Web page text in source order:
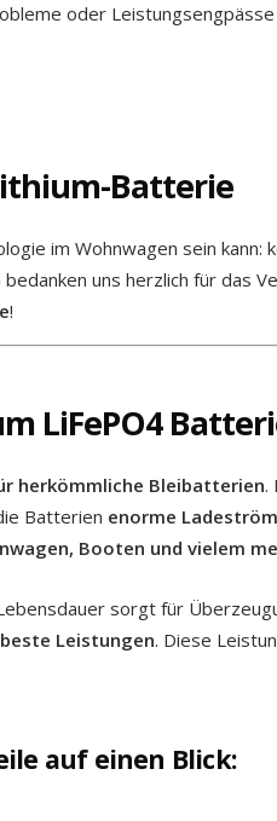
oder
Batterie
im Wohnwagen sein kann:
uns herzlich für das
!
LiFePO4
herkömmliche Bleibatterien.
Batterien enorme
Booten und vielem
sorgt für
beste Leistungen. Diese
auf einen Blick: